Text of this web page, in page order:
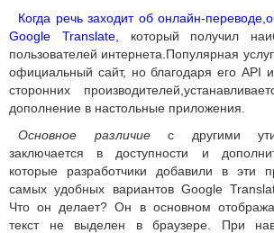
Когда речь заходит об онлайн-
Google Translate,
который получил
пользователей интернета.Популярная
официальный сайт, но благодаря его API
сторонних
дополнение в настольные приложения.
Основное различиес другими
заключается в доступности и
которые разработчики добавили в эти
самых удобных вариантов Google
Что он делает? Он в основном
текст не выделен в браузере. При